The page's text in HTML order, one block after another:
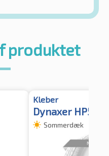
produktet
Kleber
Dynaxer HP5
Sommerdæk